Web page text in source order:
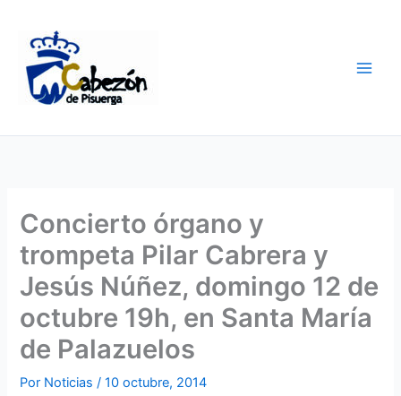
contenido
Concierto órgano y
trompeta Pilar Cabrera y
Jesús Núñez, domingo 12 de
octubre 19h, en Santa María
de Palazuelos
Por Noticias/10 octubre, 2014